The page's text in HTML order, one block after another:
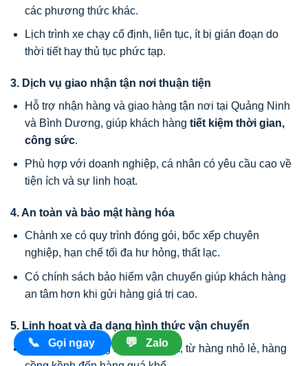
các phương thức khác.
Lịch trình xe chạy cố định, liên tục, ít bị gián đoạn do
thời tiết hay thủ tục phức tạp.
3. Dịch vụ giao nhận tận nơi thuận tiện
Hỗ trợ nhận hàng và giao hàng tận nơi tại Quảng Ninh
và Bình Dương, giúp khách hàng tiết kiệm thời gian,
công sức.
Phù hợp với doanh nghiệp, cá nhân có yêu cầu cao về
tiện ích và sự linh hoạt.
4. An toàn và bảo mật hàng hóa
Chành xe có quy trình đóng gói, bốc xếp chuyên
nghiệp, hạn chế tối đa hư hỏng, thất lạc.
Có chính sách bảo hiểm vận chuyển giúp khách hàng
an tâm hơn khi gửi hàng giá trị cao.
5. Linh hoạt và đa dạng hình thức vận chuyển
Đáp ứng đa dạng loại hàng hóa, từ hàng nhỏ lẻ, hàng
📞 Gọi ngay 💬 Zalo